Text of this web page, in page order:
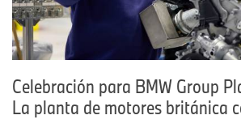
Celebración para BMW Group
La planta de motores británica